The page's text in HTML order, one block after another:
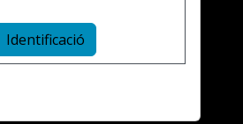
Identificació